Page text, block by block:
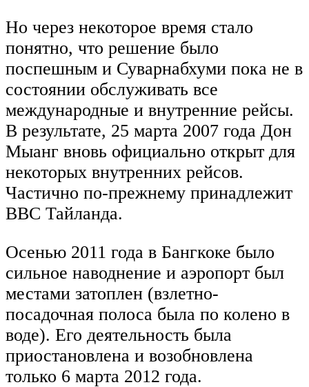
Но через некоторое время стало
понятно, что решение было
поспешным и Суварнабхуми пока не в
состоянии обслуживать все
международные и внутренние рейсы.
В результате, 25 марта 2007 года Дон
Мыанг вновь официально открыт для
некоторых внутренних рейсов.
Частично по-прежнему принадлежит
ВВС Тайланда.
Осенью 2011 года в Бангкоке было
сильное наводнение и аэропорт был
местами затоплен (взлетно-
посадочная полоса была по колено в
воде). Его деятельность была
приостановлена и возобновлена
только 6 марта 2012 года.